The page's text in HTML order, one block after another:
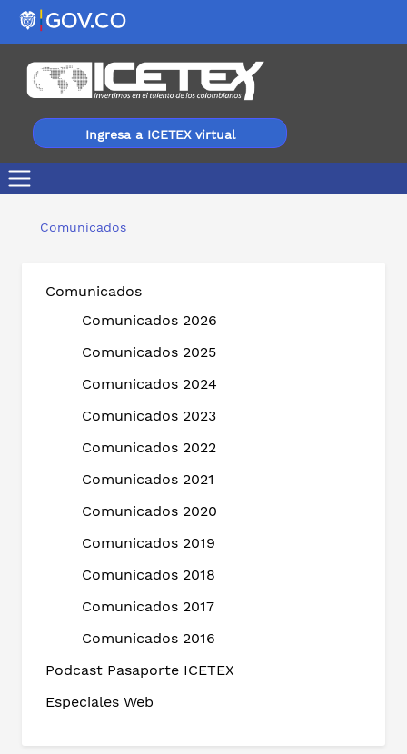
Ingresa a ICETEX virtual
Comunicados
Comunicados
Comunicados 2026
Comunicados 2025
Comunicados 2024
Comunicados 2023
Comunicados 2022
Comunicados 2021
Comunicados 2020
Comunicados 2019
Comunicados 2018
Comunicados 2017
Comunicados 2016
Podcast Pasaporte ICETEX
Especiales Web